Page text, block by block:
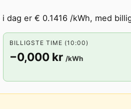
dag er € 0.1416 /kWh, med
BILLIGSTE TIME (10:00)
−0,000 kr /kWh